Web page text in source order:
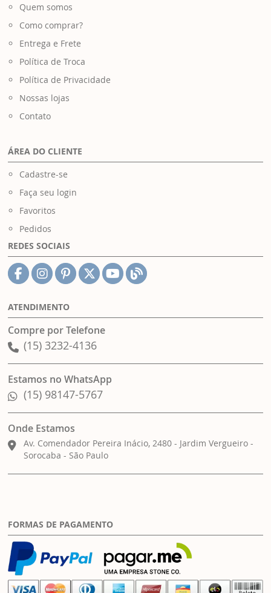
Quem somos
Como comprar?
Entrega e Frete
Política de Troca
Política de Privacidade
Nossas lojas
Contato
ÁREA DO CLIENTE
Cadastre-se
Faça seu login
Favoritos
Pedidos
REDES SOCIAIS
ATENDIMENTO
Compre por Telefone
(15) 3232-4136
Estamos no WhatsApp
(15) 98147-5767
Onde Estamos
Av. Comendador Pereira Inácio, 2480 - Jardim Vergueiro -
Sorocaba - São Paulo
FORMAS DE PAGAMENTO